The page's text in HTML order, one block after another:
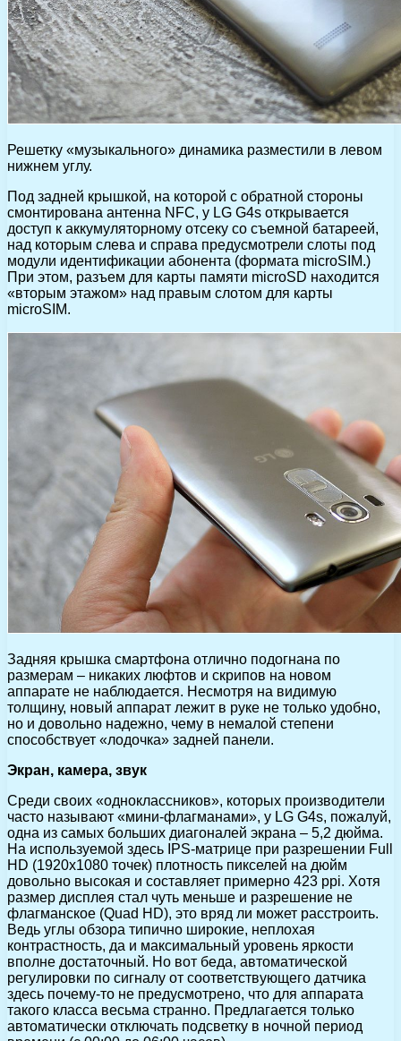
Решетку «музыкального» динамика разместили в левом
нижнем углу.
Под задней крышкой, на которой с обратной стороны
смонтирована антенна NFC, у LG G4s открывается
доступ к аккумуляторному отсеку со съемной батареей,
над которым слева и справа предусмотрели слоты под
модули идентификации абонента (формата microSIM.)
При этом, разъем для карты памяти microSD находится
«вторым этажом» над правым слотом для карты
microSIM.
Задняя крышка смартфона отлично подогнана по
размерам – никаких люфтов и скрипов на новом
аппарате не наблюдается. Несмотря на видимую
толщину, новый аппарат лежит в руке не только удобно,
но и довольно надежно, чему в немалой степени
способствует «лодочка» задней панели.
Экран, камера, звук
Среди своих «одноклассников», которых производители
часто называют «мини-флагманами», у LG G4s, пожалуй,
одна из самых больших диагоналей экрана – 5,2 дюйма.
На используемой здесь IPS-матрице при разрешении Full
HD (1920х1080 точек) плотность пикселей на дюйм
довольно высокая и составляет примерно 423 ppi. Хотя
размер дисплея стал чуть меньше и разрешение не
флагманское (Quad HD), это вряд ли может расстроить.
Ведь углы обзора типично широкие, неплохая
контрастность, да и максимальный уровень яркости
вполне достаточный. Но вот беда, автоматической
регулировки по сигналу от соответствующего датчика
здесь почему-то не предусмотрено, что для аппарата
такого класса весьма странно. Предлагается только
автоматически отключать подсветку в ночной период